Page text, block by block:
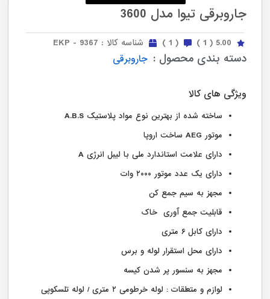
جاروبرقی تیوا مدل 3600
5.00
( 1 )
( 1 ) شناسه کالا : EKP - 9367
دسته بندی محصول :جاروبرقی
ویژگی های کالا
ساخته شده از بهترین نوع مواد پلاستیک A.B.S
موتور AEG ساخت اروپا
دارای علامت استاندارد ملی با لیبل انرژی A
دارای یک عدد موتور ۲۰۰۰ وات
مجهز به سیم جمع کن
قابلیت جمع آوری خاک
دارای کابل ۶ متری
دارای محل استقرار لوله و برس
مجهز به سنسور پر شدن کیسه
لوازم و متعلقات : لوله خرطومی ۲ متری / لوله تلسکوپی